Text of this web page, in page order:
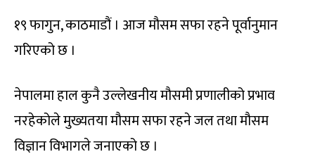
१९ फागुन, काठमाडौं । आज मौसम सफा रहने पूर्वानुमान
गरिएको छ ।
नेपालमा हाल कुनै उल्लेखनीय मौसमी प्रणालीको प्रभाव
नरहेकोले मुख्यतया मौसम सफा रहने जल तथा मौसम
विज्ञान विभागले जनाएको छ ।